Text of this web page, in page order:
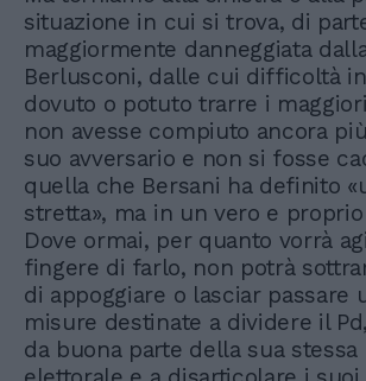
situazione in cui si trova, di
maggiormente danneggiata
Berlusconi, dalle cui difficoltà
dovuto o potuto trarre i
non avesse compiuto ancora
suo avversario e non si fosse
quella che Bersani ha definito
stretta», ma in un vero e
Dove ormai, per quanto vorrà
fingere di farlo, non potrà
di appoggiare o lasciar passare
misure destinate a dividere il
da buona parte della sua stessa